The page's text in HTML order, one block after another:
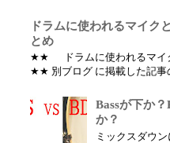
目があります。 ではボーカルの
ピッチ修正（音
為にするのでし
ドラムに使われるマイ
とめ
★★ ドラムに使われるマイ
★★ 別ブログ に掲載した記事のまとめです。 ど
う疑問を持っている人は多いはず
別の別のマイクの違いによる
方など書いていこうと思いま
Bassが下か
か？
ミックスダウ